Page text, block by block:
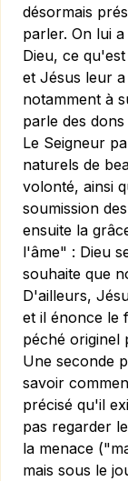
désormais
parler. On lui
Dieu, ce
et Jésus leur
notamment à
parle des
Le Seigneur
naturels de
volonté, ainsi
soumission
ensuite la
l'âme" : Dieu
souhaite que
D'ailleurs,
et il énonce le
péché originel
Une seconde
savoir
précisé qu'il
pas regarder
la menace
mais sous le